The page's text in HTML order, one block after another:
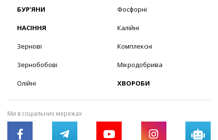
БУР’ЯНИ
НАСІННЯ
Зернові
Зернобобові
Олійні
Фосфорні
Калійні
Комплексні
Мікродобрива
ХВОРОБИ
Ми в соціальних мережах